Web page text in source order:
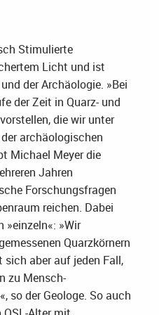
Stimulierte
Licht und ist
der Archäologie. »Bei
der Zeit in Quarz- und
die wir unter
archäologischen
Michael Meyer die
Jahren
Forschungsfragen
reichen. Dabei
»einzeln«: »Wir
Quarzkörnern
aber auf jeden Fall,
zu Mensch-
so der Geologe. So auch